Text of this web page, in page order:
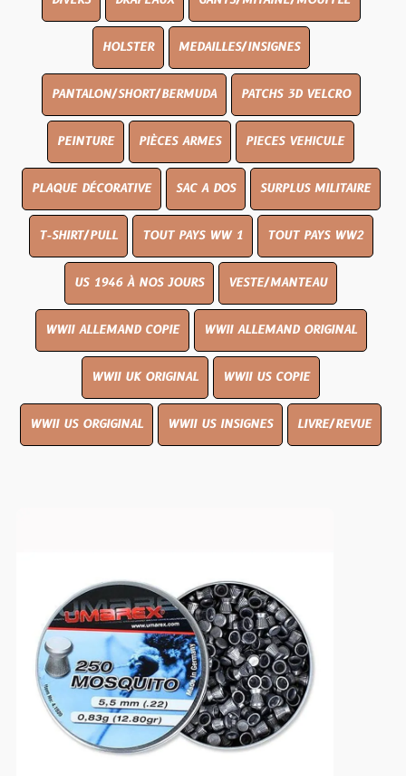
HOLSTER MEDAILLES/INSIGNES
PANTALON/SHORT/BERMUDA PATCHS 3D VELCRO
PEINTURE PIÈCES ARMES PIECES VEHICULE
PLAQUE DÉCORATIVE SAC A DOS SURPLUS MILITAIRE
T-SHIRT/PULL TOUT PAYS WW 1 TOUT PAYS WW2
US 1946 À NOS JOURS VESTE/MANTEAU
WWII ALLEMAND COPIE WWII ALLEMAND ORIGINAL
WWII UK ORIGINAL WWII US COPIE
WWII US ORGIGINAL WWII US INSIGNES LIVRE/REVUE